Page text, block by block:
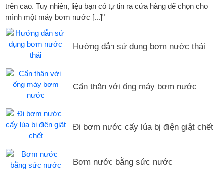
trên cao. Tuy nhiên, liệu bạn có tự tin ra cửa hàng để chọn cho
mình một máy bơm nước [...]"
Hướng dẫn sử dụng bơm nước thải
Cẩn thận với ống máy bơm nước
Đi bơm nước cấy lúa bị điện giật chết
Bơm nước bằng sức nước